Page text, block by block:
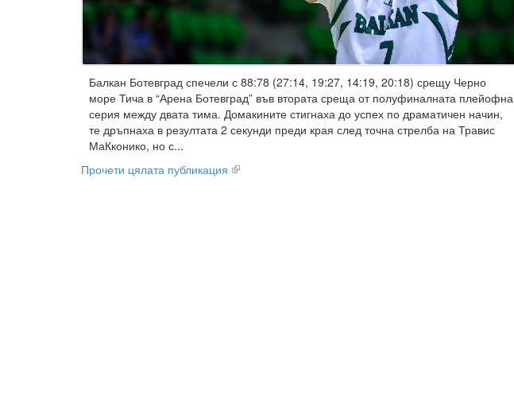
Балкан Ботевград спечели с 88:78 (27:14, 19:27, 14:19, 20:18) срещу Черно
море Тича в “Арена Ботевград” във втората среща от полуфиналната плейофна
серия между двата тима. Домакините стигнаха до успех по драматичен начин,
те дръпнаха в резултата 2 секунди преди края след точна стрелба на Травис
МаКконико, но с...
Прочети цялата публикация